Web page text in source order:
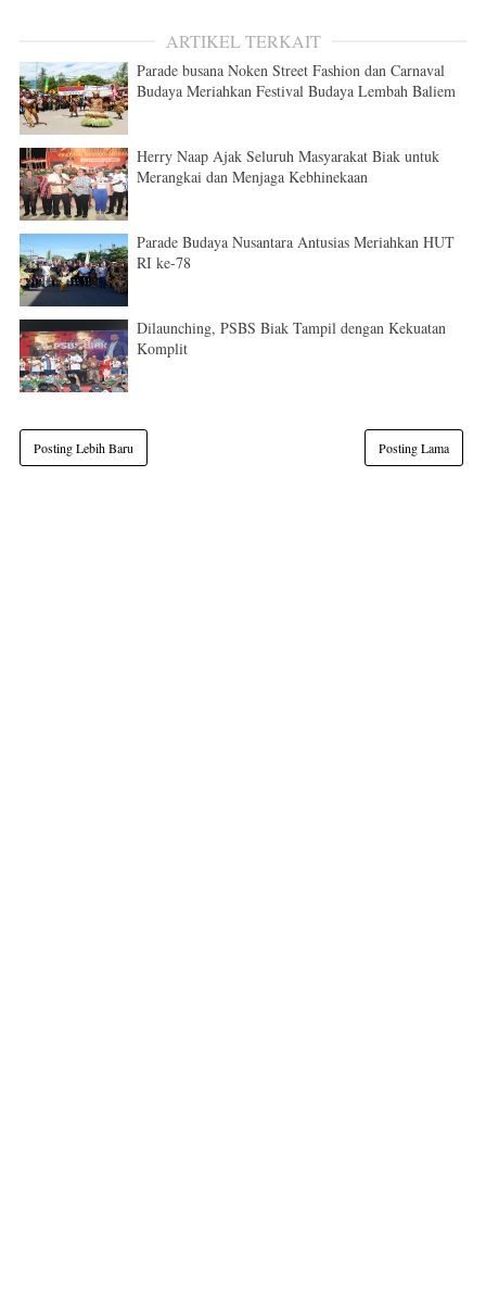
ARTIKEL TERKAIT
Parade busana Noken Street Fashion dan Carnaval
Budaya Meriahkan Festival Budaya Lembah Baliem
Herry Naap Ajak Seluruh Masyarakat Biak untuk
Merangkai dan Menjaga Kebhinekaan
Parade Budaya Nusantara Antusias Meriahkan HUT
RI ke-78
Dilaunching, PSBS Biak Tampil dengan Kekuatan
Komplit
Posting Lebih Baru Posting Lama